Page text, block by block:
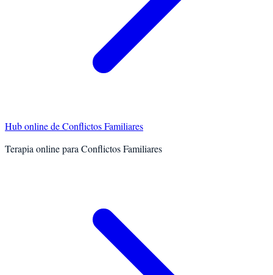
Hub online deConflictos Familiares
Terapia online para Conflictos Familiares